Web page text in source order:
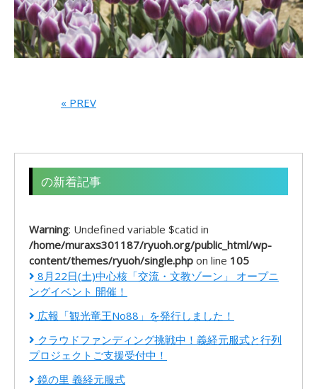
« PREV
の新着記事
Warning: Undefined variable $catid in
/home/muraxs301187/ryuoh.org/public_html/wp-
content/themes/ryuoh/single.php on line 105
8月22日(土)中心核「交流・文教ゾーン」 オープニ
ングイベント 開催！
広報「観光竜王No88」を発行しました！
クラウドファンディング挑戦中！義経元服式と行列
プロジェクトご支援受付中！
鏡の里 義経元服式